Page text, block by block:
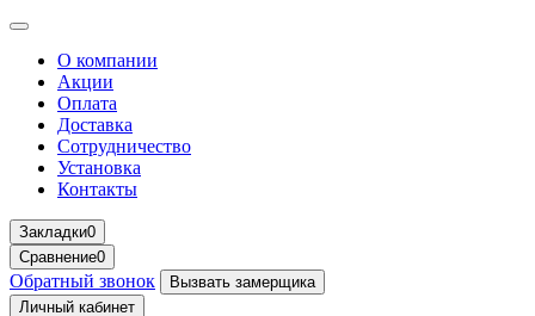
О компании
Акции
Оплата
Доставка
Сотрудничество
Установка
Контакты
Закладки0
Сравнение0
Обратный звонок
Вызвать замерщика
Личный кабинет